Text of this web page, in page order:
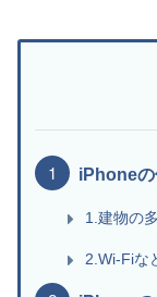
iPhoneの
1.建物の
2.Wi-Fiな